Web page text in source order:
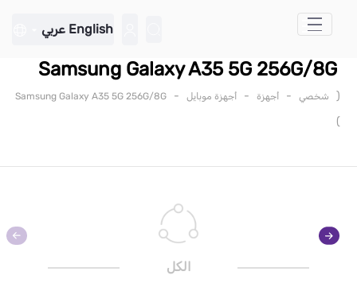
تخطي إلى المحتوى الرئيسي
English عربي
Samsung Galaxy A35 5G 256G/8G
( شخصي - أجهزة - أجهزة موبايل -
Samsung Galaxy A35 5G 256G/8G
)
الكل